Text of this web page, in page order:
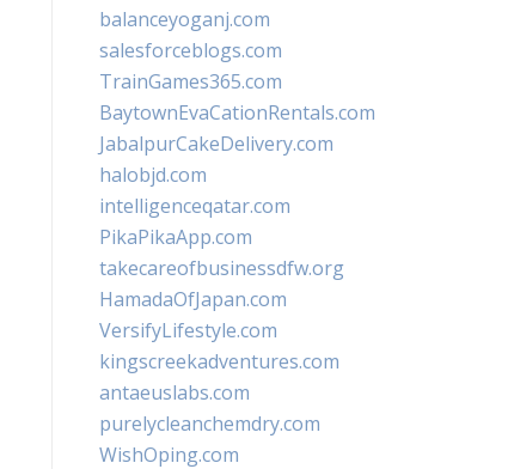
balanceyoganj.com
salesforceblogs.com
TrainGames365.com
BaytownEvaCationRentals.com
JabalpurCakeDelivery.com
halobjd.com
intelligenceqatar.com
PikaPikaApp.com
takecareofbusinessdfw.org
HamadaOfJapan.com
VersifyLifestyle.com
kingscreekadventures.com
antaeuslabs.com
purelycleanchemdry.com
WishOping.com